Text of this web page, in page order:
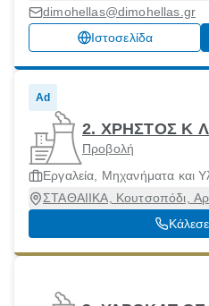
[Δήμος],
dimohellas@dimohellas.gr
Ιστοσελίδα
Ad
2. ΧΡΗΣΤΟΣ Κ
Προβολή
Εργαλεία, Μηχανήματα και
ΣΤΑΘΑΙΙΚΑ, Κουτσοπόδι,